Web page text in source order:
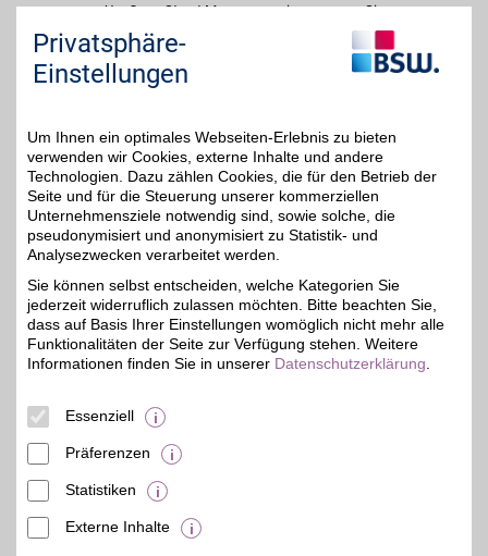
Um Open Street Maps anzuzeigen passen Sie
bitte Ihre Cookie-Einstellungen an und erlauben
Sie "Externe Inhalte". Diese Auswahl können Sie
jederzeit über die Cookie-Einstellungen im
unteren Seitenbereich ändern.
Einstellungen anpassen
Adresse
Härtelstr. 25
04107 Leipzig
Privatsphäre-
Einstellungen
Um Ihnen ein optimales Webseiten-Erlebnis zu bieten
verwenden wir Cookies, externe Inhalte und andere
Technologien. Dazu zählen Cookies, die für den Betrieb der
Seite und für die Steuerung unserer kommerziellen
Unternehmensziele notwendig sind, sowie solche, die
pseudonymisiert und anonymisiert zu Statistik- und
Analysezwecken verarbeitet werden.
Sie können selbst entscheiden, welche Kategorien Sie
jederzeit widerruflich zulassen möchten. Bitte beachten Sie,
dass auf Basis Ihrer Einstellungen womöglich nicht mehr alle
Funktionalitäten der Seite zur Verfügung stehen. Weitere
Informationen finden Sie in unserer Datenschutzerklärung
Essenziell
Präferenzen
Statistiken
Externe Inhalte